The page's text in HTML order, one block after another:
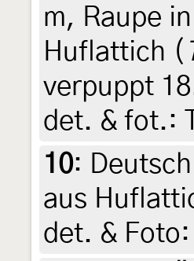
m, Raupe
Huflattich (
verpuppt
det. & fot.:
10:
aus
det. &